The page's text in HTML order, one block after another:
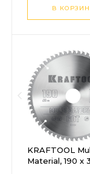
В
KRAFTOOL
Material, 190 х